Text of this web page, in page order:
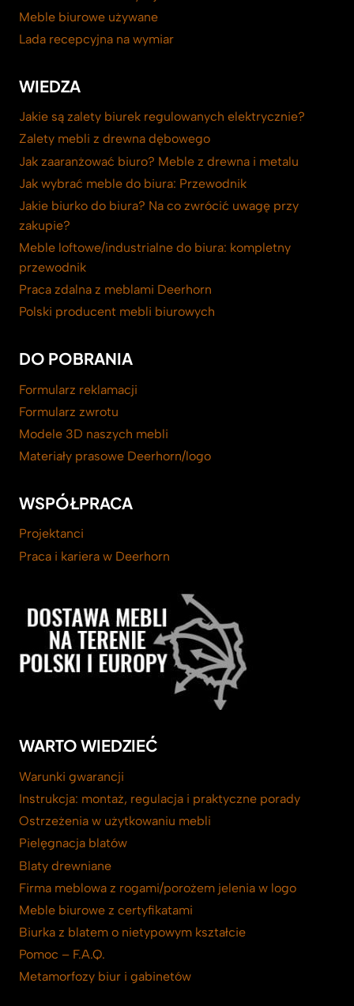
Meble biurowe używane
Lada recepcyjna na wymiar
WIEDZA
Jakie są zalety biurek regulowanych elektrycznie?
Zalety mebli z drewna dębowego
Jak zaaranżować biuro? Meble z drewna i metalu
Jak wybrać meble do biura: Przewodnik
Jakie biurko do biura? Na co zwrócić uwagę przy
zakupie?
Meble loftowe/industrialne do biura: kompletny
przewodnik
Praca zdalna z meblami Deerhorn
Polski producent mebli biurowych
DO POBRANIA
Formularz reklamacji
Formularz zwrotu
Modele 3D naszych mebli
Materiały prasowe Deerhorn/logo
WSPÓŁPRACA
Projektanci
Praca i kariera w Deerhorn
WARTO WIEDZIEĆ
Warunki gwarancji
Instrukcja: montaż, regulacja i praktyczne porady
Ostrzeżenia w użytkowaniu mebli
Pielęgnacja blatów
Blaty drewniane
Firma meblowa z rogami/porożem jelenia w logo
Meble biurowe z certyfikatami
Biurka z blatem o nietypowym kształcie
Pomoc – F.A.Q.
Metamorfozy biur i gabinetów